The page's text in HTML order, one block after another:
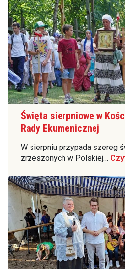
Święta sierpniowe w
Rady Ekumenicznej
W sierpniu przypada szereg
zrzeszonych w Polskiej…